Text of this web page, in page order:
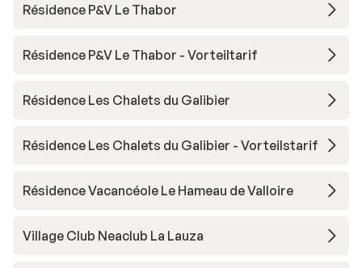
Résidence P&V Le Thabor
Résidence P&V Le Thabor - Vorteiltarif
Résidence Les Chalets du Galibier
Résidence Les Chalets du Galibier - Vorteilstarif
Résidence Vacancéole Le Hameau de Valloire
Village Club Neaclub La Lauza